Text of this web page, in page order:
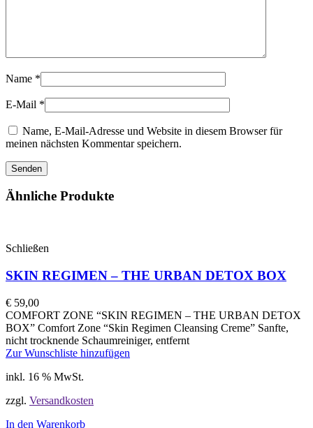
Name *
E-Mail *
Name, E-Mail-Adresse und Website in diesem Browser für
meinen nächsten Kommentar speichern.
Ähnliche Produkte
Schließen
SKIN REGIMEN – THE URBAN DETOX BOX
€ 59,00
COMFORT ZONE “SKIN REGIMEN – THE URBAN DETOX
BOX” Comfort Zone “Skin Regimen Cleansing Creme” Sanfte,
nicht trocknende Schaumreiniger, entfernt
Zur Wunschliste hinzufügen
inkl. 16 % MwSt.
zzgl. Versandkosten
In den Warenkorb